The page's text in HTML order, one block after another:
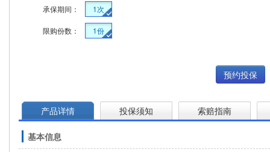
承保期间：
1次
限购份数： 1份
预约投保
产品详情 投保须知 索赔指南
基本信息